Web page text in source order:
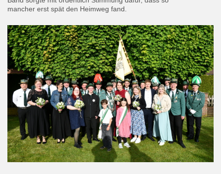
mancher erst spät den Heimweg fand.